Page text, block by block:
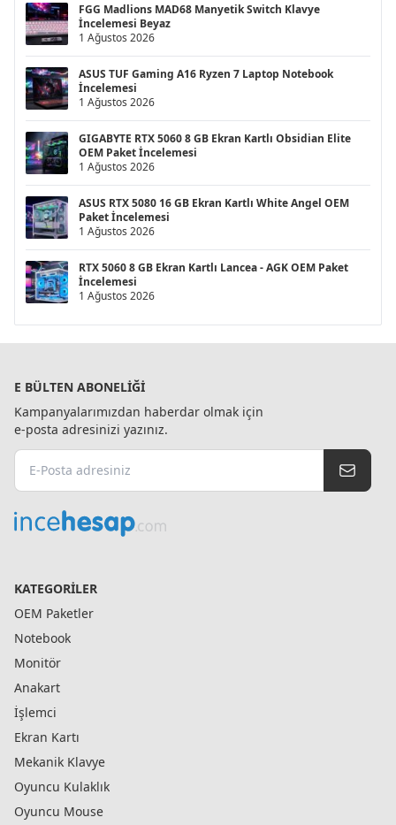
FGG Madlions MAD68 Manyetik Switch Klavye
İncelemesi Beyaz
1 Ağustos 2026
ASUS TUF Gaming A16 Ryzen 7 Laptop Notebook
İncelemesi
1 Ağustos 2026
GIGABYTE RTX 5060 8 GB Ekran Kartlı Obsidian Elite
OEM Paket İncelemesi
1 Ağustos 2026
ASUS RTX 5080 16 GB Ekran Kartlı White Angel OEM
Paket İncelemesi
1 Ağustos 2026
RTX 5060 8 GB Ekran Kartlı Lancea - AGK OEM Paket
İncelemesi
1 Ağustos 2026
E BÜLTEN ABONELIĞI
Kampanyalarımızdan haberdar olmak için
e-posta adresinizi yazınız.
KATEGORILER
OEM Paketler
Notebook
Monitör
Anakart
İşlemci
Ekran Kartı
Mekanik Klavye
Oyuncu Kulaklık
Oyuncu Mouse